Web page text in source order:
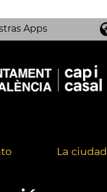
Apps
La ciudad